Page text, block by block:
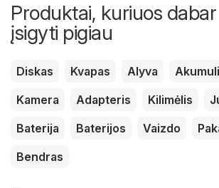
Produktai, kuriuos
įsigyti pigiau
Diskas Kvapas Alyva
Kamera
Adapteris Kilimėlis
Baterija
Baterijos Vaizdo
Bendras